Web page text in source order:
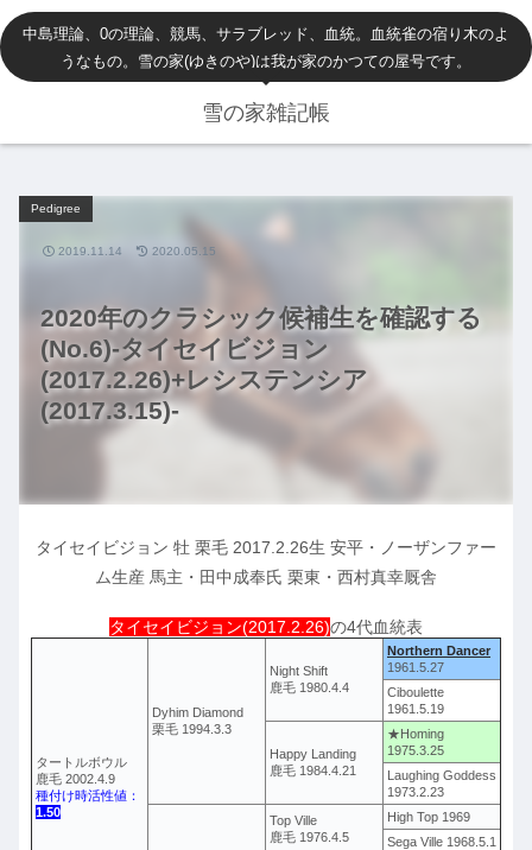
中島理論、0の理論、競馬、サラブレッド、血統。血統雀の宿り木のよ
うなもの。雪の家(ゆきのや)は我が家のかつての屋号です。
雪の家雑記帳
2020年のクラシック候補生を確認する
(No.6)-タイセイビジョン
(2017.2.26)+レシステンシア
(2017.3.15)-
Pedigree
2019.11.14 2020.05.15
タイセイビジョン 牡 栗毛 2017.2.26生 安平・ノーザンファー
ム生産 馬主・田中成奉氏 栗東・西村真幸厩舎
タイセイビジョン(2017.2.26)の4代血統表
タートルボウル
鹿毛 2002.4.9
種付け時活性値：
1.50
Dyhim Diamond
栗毛 1994.3.3
Night Shift
鹿毛 1980.4.4
Northern Dancer
1961.5.27
Ciboulette
1961.5.19
Happy Landing
鹿毛 1984.4.21
★Homing
1975.3.25
Laughing Goddess
1973.2.23
Top Ville
鹿毛 1976.4.5
High Top 1969
Sega Ville 1968.5.1